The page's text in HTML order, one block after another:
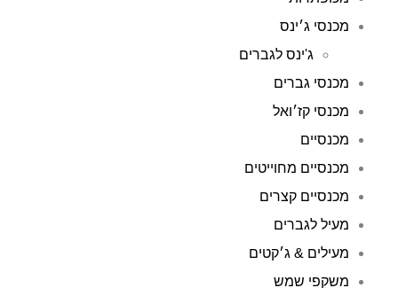
מכנסי ג׳ינס
ג'ינס לגברים
מכנסי גברים
מכנסי קז׳ואל
מכנסיים
מכנסיים מחוייטים
מכנסיים קצרים
מעיל לגברים
מעילים & ג׳קטים
משקפי שמש